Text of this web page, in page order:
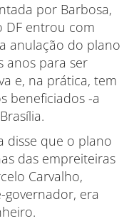
por Barbosa,
DF entrou com
anulação do plano
anos para ser
e, na prática, tem
beneficiados -a
disse que o plano
das empreiteiras
Carvalho,
era